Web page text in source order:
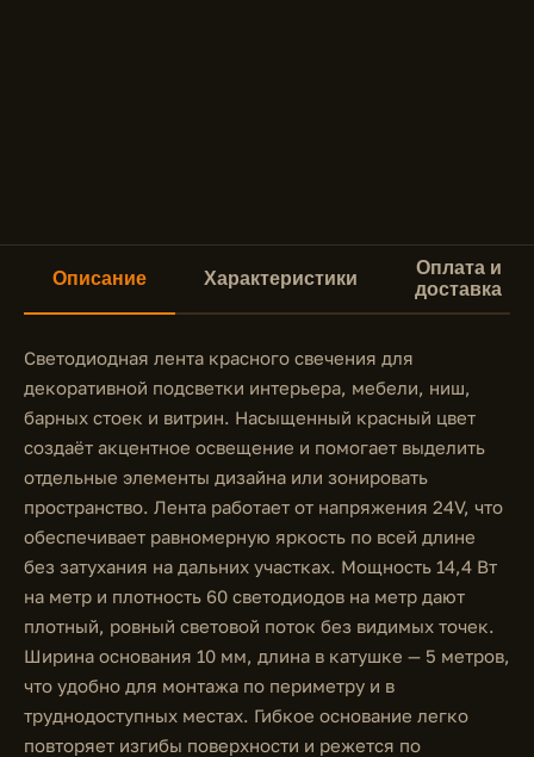
Описание Характеристики
Оплата и
доставка
Светодиодная лента красного свечения для
декоративной подсветки интерьера, мебели, ниш,
барных стоек и витрин. Насыщенный красный цвет
создаёт акцентное освещение и помогает выделить
отдельные элементы дизайна или зонировать
пространство. Лента работает от напряжения 24V, что
обеспечивает равномерную яркость по всей длине
без затухания на дальних участках. Мощность 14,4 Вт
на метр и плотность 60 светодиодов на метр дают
плотный, ровный световой поток без видимых точек.
Ширина основания 10 мм, длина в катушке — 5 метров,
что удобно для монтажа по периметру и в
труднодоступных местах. Гибкое основание легко
повторяет изгибы поверхности и режется по